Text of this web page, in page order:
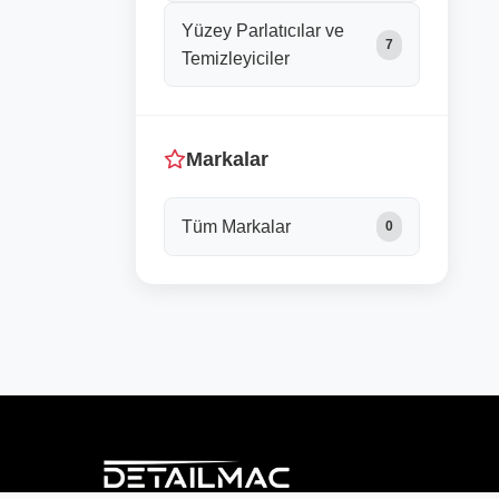
Yüzey Parlatıcılar ve
Temizleyiciler
7
Markalar
Tüm Markalar 0